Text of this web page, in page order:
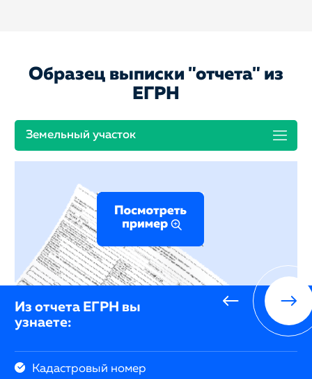
Образец выписки "отчета" из
ЕГРН
Земельный участок
Из отчета ЕГРН вы
узнаете:
Кадастровый номер